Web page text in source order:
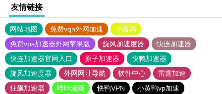
友情链接
网站地图 免费vqn外网加速
小蓝鸟
免费vps加速器外网苹果版
旋风加速度器
快连加速器
快连加速器官网入口
原子加速器
快鸭加速器
旋风加速度器
外网网址导航 软件中心
雷霆加速
狂飙加速器
哔咔漫画 快鸭VPN
小黄鸭vp加速